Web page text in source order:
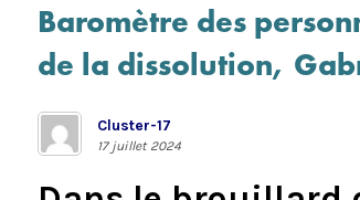
Baromètre des
de la dissolution,
Cluster-17
17 juillet 2024